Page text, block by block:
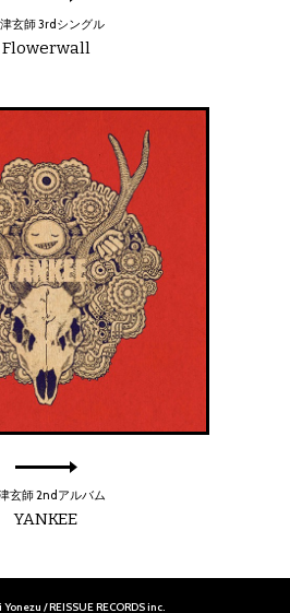
玄師 3rdシングル
Flowerwall
玄師 2ndアルバム
YANKEE
/ REISSUE RECORDS inc.